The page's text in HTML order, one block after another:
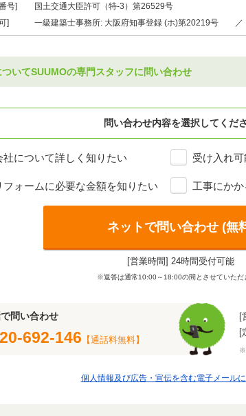
号]
国土交通大臣許可（特-3）第26529号
]
一級建築士事務所: 大阪府知事登録 (ホ)第20219号
いてSUUMOの専門スタッフに問い合わせ
問い合わせ内容を選択してくだ
社について詳しく知りたい 受け入れ
フォームに必要な金額を知りたい 工事にか
ネットで問い合わせ (無
[営業時間] 24時間受付可能
※返答は通常10:00～18:00の間とさせていただ
問い合わせ
692-146 【通話料無料】
[
[
※
個人情報及び広告・宣伝を含む電子メール